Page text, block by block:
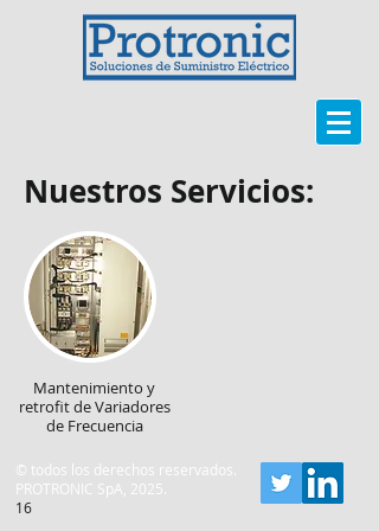
Nuestros Servicios:
Mantenimiento y
retrofit de Variadores
de Frecuencia
© todos los derechos reservados.
PROTRONIC SpA, 2025.
16